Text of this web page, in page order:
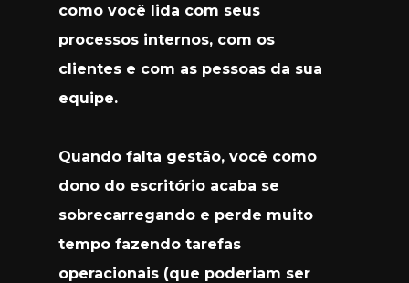
como você lida com seus
processos internos, com os
clientes e com as pessoas da sua
equipe.
Quando falta gestão, você como
dono do escritório acaba se
sobrecarregando e perde muito
tempo fazendo tarefas
operacionais (que poderiam ser